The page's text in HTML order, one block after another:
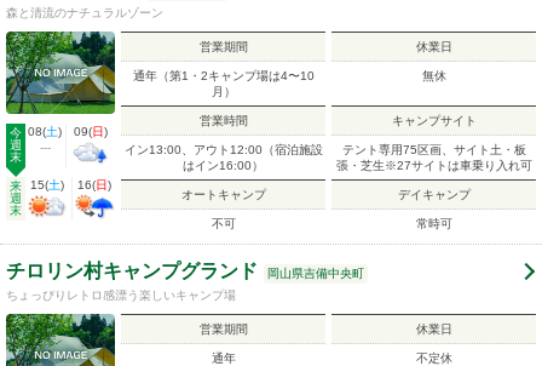
森と清流のナチュラルゾーン
今
週
末
08(土)
---
09(日)
来
週
末
15(土) 16(日)
営業期間
通年（第1・2キャンプ場は4〜10
月）
休業日
無休
営業時間
イン13:00、アウト12:00（宿泊施設
はイン16:00）
キャンプサイト
テント専用75区画、サイト土・板
張・芝生※27サイトは車乗り入れ可
オートキャンプ
不可
デイキャンプ
常時可
チロリン村キャンプグランド
岡山県吉備中央町
ちょっぴりレトロ感漂う楽しいキャンプ場
営業期間
通年
休業日
不定休